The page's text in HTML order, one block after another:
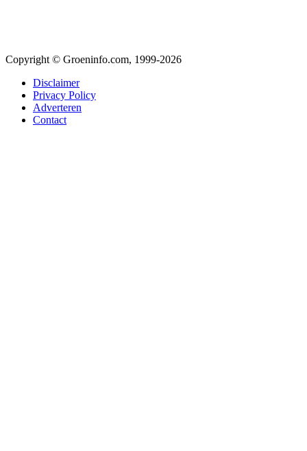
Copyright © Groeninfo.com, 1999-2026
Disclaimer
Privacy Policy
Adverteren
Contact